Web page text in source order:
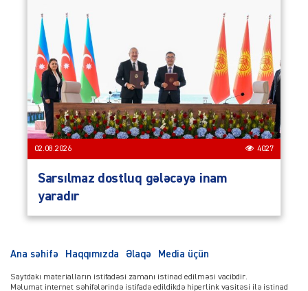
02.08.2026 4027
Sarsılmaz dostluq gələcəyə inam
yaradır
Ana səhifə Haqqımızda Əlaqə Media üçün
Saytdakı materialların istifadəsi zamanı istinad edilməsi vacibdir.
Məlumat internet səhifələrində istifadə edildikdə hiperlink vasitəsi ilə istinad